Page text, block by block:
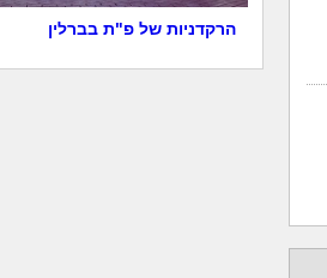
הרקדניות של פ"ת בברלין